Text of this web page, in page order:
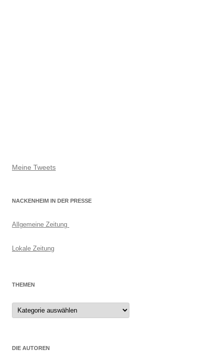
Meine Tweets
NACKENHEIM IN DER PRESSE
Allgemeine Zeitung
Lokale Zeitung
THEMEN
Themen
DIE AUTOREN